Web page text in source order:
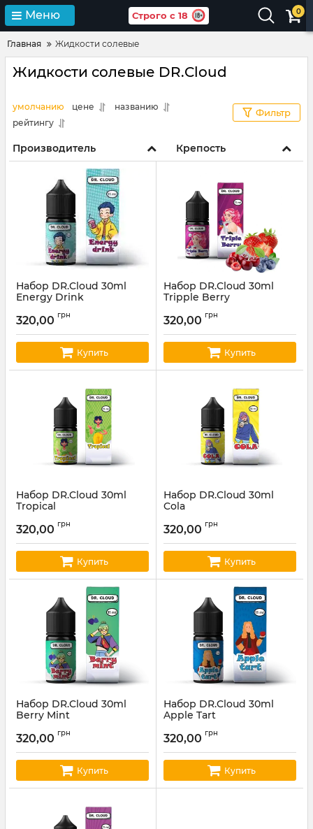
Меню Строго с 18 0
Главная Жидкости солевые
Жидкости солевые DR.Cloud
умолчанию цене
названию
рейтингу
Фильтр
Производитель Крепость
Набор DR.Cloud 30ml
Energy Drink
320,00 грн
Купить
Набор DR.Cloud 30ml
Tripple Berry
320,00 грн
Купить
Набор DR.Cloud 30ml
Tropical
320,00 грн
Купить
Набор DR.Cloud 30ml
Cola
320,00 грн
Купить
Набор DR.Cloud 30ml
Berry Mint
320,00 грн
Купить
Набор DR.Cloud 30ml
Apple Tart
320,00 грн
Купить